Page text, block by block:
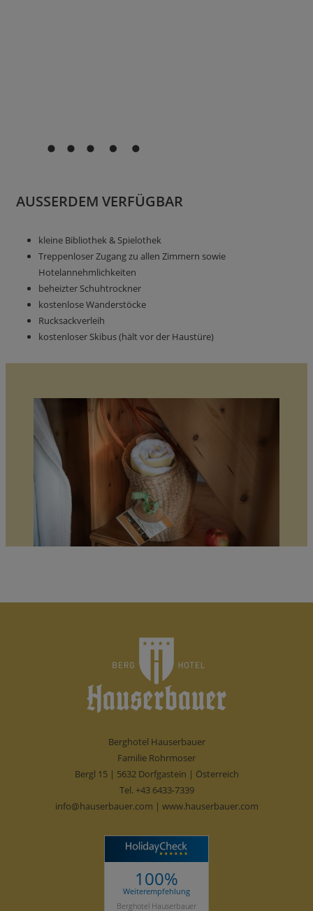
AUSSERDEM VERFÜGBAR
kleine Bibliothek & Spielothek
Treppenloser Zugang zu allen Zimmern sowie
Hotelannehmlichkeiten
beheizter Schuhtrockner
kostenlose Wanderstöcke
Rucksackverleih
kostenloser Skibus (hält vor der Haustüre)
Berghotel Hauserbauer
Familie Rohrmoser
Bergl 15 | 5632 Dorfgastein | Österreich
Tel. +43 6433-7339
info@hauserbauer.com | www.hauserbauer.com
100%
Weiterempfehlung
Berghotel Hauserbauer